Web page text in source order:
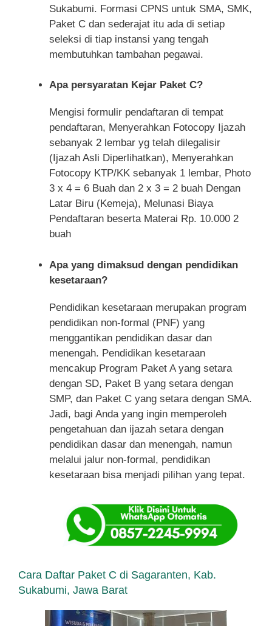
Sukabumi. Formasi CPNS untuk SMA, SMK,
Paket C dan sederajat itu ada di setiap
seleksi di tiap instansi yang tengah
membutuhkan tambahan pegawai.
Apa persyaratan Kejar Paket C?
Mengisi formulir pendaftaran di tempat
pendaftaran, Menyerahkan Fotocopy Ijazah
sebanyak 2 lembar yg telah dilegalisir
(Ijazah Asli Diperlihatkan), Menyerahkan
Fotocopy KTP/KK sebanyak 1 lembar, Photo
3 x 4 = 6 Buah dan 2 x 3 = 2 buah Dengan
Latar Biru (Kemeja), Melunasi Biaya
Pendaftaran beserta Materai Rp. 10.000 2
buah
Apa yang dimaksud dengan pendidikan
kesetaraan?
Pendidikan kesetaraan merupakan program
pendidikan non-formal (PNF) yang
menggantikan pendidikan dasar dan
menengah. Pendidikan kesetaraan
mencakup Program Paket A yang setara
dengan SD, Paket B yang setara dengan
SMP, dan Paket C yang setara dengan SMA.
Jadi, bagi Anda yang ingin memperoleh
pengetahuan dan ijazah setara dengan
pendidikan dasar dan menengah, namun
melalui jalur non-formal, pendidikan
kesetaraan bisa menjadi pilihan yang tepat.
Cara Daftar Paket C di Sagaranten, Kab.
Sukabumi, Jawa Barat